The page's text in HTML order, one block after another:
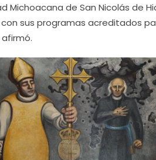
Michoacana de San Nicolás de
sus programas acreditados